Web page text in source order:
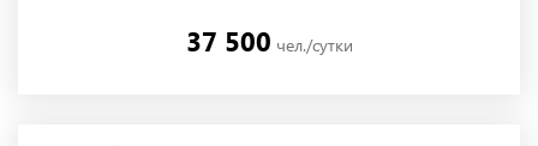
37 500 чел./сутки